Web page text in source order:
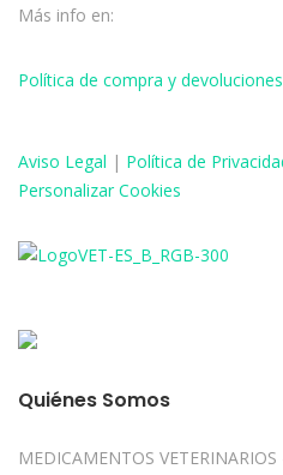
Más info en:
Política de compra y devoluciones
Aviso Legal | Política de
Personalizar Cookies
Quiénes Somos
MEDICAMENTOS